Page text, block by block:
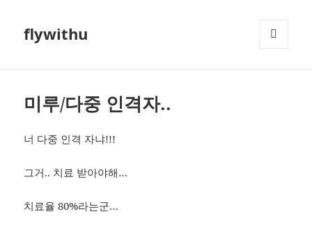
flywithu
미루/다중 인격자..
너 다중 인격 자냐!!!
그거.. 치료 받아야해…
치료율 80%라는군…